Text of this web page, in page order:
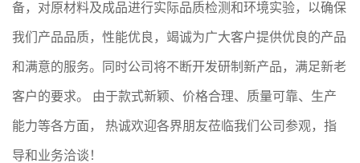
备，对原材料及成品进行实际品质检测和环境实验，以确保
我们产品品质，性能优良，竭诚为广大客户提供优良的产品
和满意的服务。同时公司将不断开发研制新产品，满足新老
客户的要求。 由于款式新颖、价格合理、质量可靠、生产
能力等各方面， 热诚欢迎各界朋友莅临我们公司参观，指
导和业务洽谈！